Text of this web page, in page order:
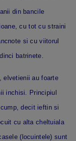
din bancile
cu tot cu straini
si cu viitorul
batrinete.
elvetienii au foarte
inchisi. Principiul
decit ieftin si
cu alta cheltuiala
(locuintele) sunt